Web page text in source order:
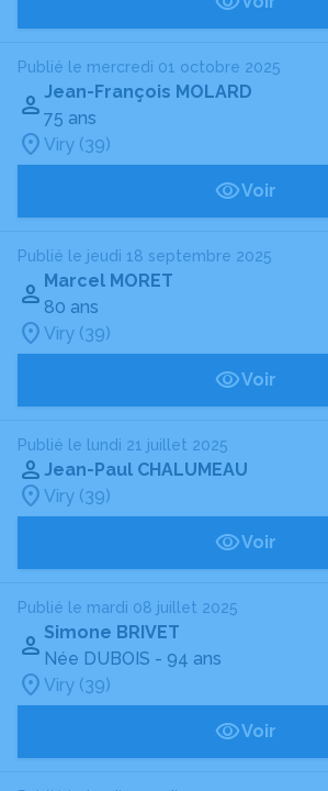
Publié le mercredi 01 octobre 2025
Jean-François MOLARD
75 ans
Viry (39)
Voir
Publié le jeudi 18 septembre 2025
Marcel MORET
80 ans
Viry (39)
Voir
Publié le lundi 21 juillet 2025
Jean-Paul CHALUMEAU
Viry (39)
Voir
Publié le mardi 08 juillet 2025
Simone BRIVET
Née DUBOIS - 94 ans
Viry (39)
Voir